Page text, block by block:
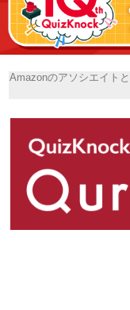
Amazonのアソシエイト